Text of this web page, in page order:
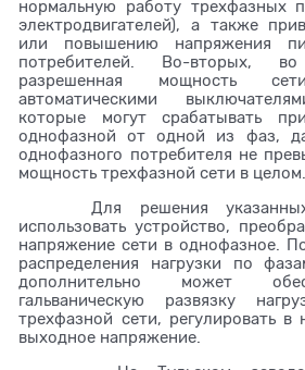
нормальную работу трехфазных
электродвигателей), а также
или повышению напряжения
потребителей. Во-вторых,
разрешенная мощность сети
автоматическими
которые могут срабатывать
однофазной от одной из фаз,
однофазного потребителя не
мощность трехфазной сети в целом.
Для решения указанных
использовать устройство,
напряжение сети в однофазное.
распределения нагрузки по
дополнительно может
гальваническую развязку
трехфазной сети, регулировать в
выходное напряжение.